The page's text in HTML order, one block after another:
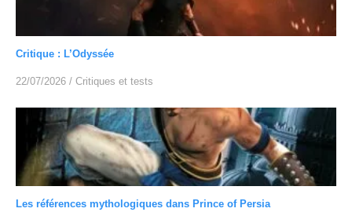
Critique : L’Odyssée
22/07/2026 / Critiques et tests
Les références mythologiques dans Prince of Persia